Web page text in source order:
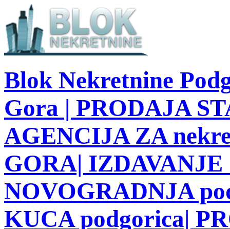
Blok Nekretnine
Gora | PRODAJA
AGENCIJA ZA
GORA| IZDAVANJE
NOVOGRADNJA
KUCA podgorica|